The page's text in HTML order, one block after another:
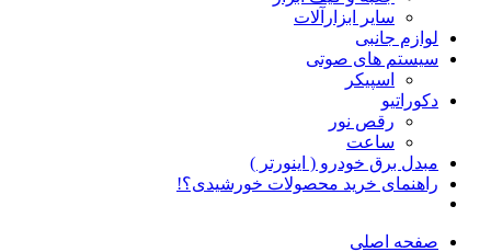
سایر ابزارآلات
لوازم جانبی
سیستم های صوتی
اسپیکر
دکوراتیو
رقص نور
ساعت
مبدل برق خودرو ( اینورتر )
راهنمای خرید محصولات خورشیدی؟!
صفحه اصلی